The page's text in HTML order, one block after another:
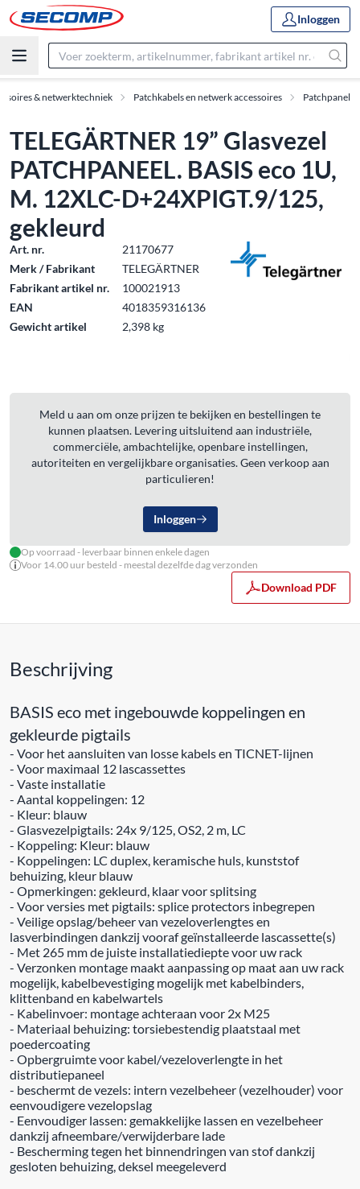
Inloggen
& netwerktechniek Patchkabels en netwerk accessoires Patchpanel
TELEGÄRTNER 19” Glasvezel
PATCHPANEEL. BASIS eco 1U,
M. 12XLC-D+24XPIGT.9/125,
gekleurd
Art. nr.
21170677
Merk / Fabrikant
TELEGÄRTNER
Fabrikant artikel nr.
100021913
EAN
4018359316136
Gewicht artikel
2,398 kg
Meld u aan om onze prijzen te bekijken en bestellingen te
kunnen plaatsen. Levering uitsluitend aan industriële,
commerciële, ambachtelijke, openbare instellingen,
autoriteiten en vergelijkbare organisaties. Geen verkoop aan
particulieren!
Inloggen
Op voorraad - leverbaar binnen enkele dagen
Voor 14.00 uur besteld - meestal dezelfde dag verzonden
Download PDF
Beschrijving
BASIS eco met ingebouwde koppelingen en
gekleurde pigtails
- Voor het aansluiten van losse kabels en TICNET-lijnen
- Voor maximaal 12 lascassettes
- Vaste installatie
- Aantal koppelingen: 12
- Kleur: blauw
- Glasvezelpigtails: 24x 9/125, OS2, 2 m, LC
- Koppeling: Kleur: blauw
- Koppelingen: LC duplex, keramische huls, kunststof
behuizing, kleur blauw
- Opmerkingen: gekleurd, klaar voor splitsing
- Voor versies met pigtails: splice protectors inbegrepen
- Veilige opslag/beheer van vezeloverlengtes en
lasverbindingen dankzij vooraf geïnstalleerde lascassette(s)
- Met 265 mm de juiste installatiediepte voor uw rack
- Verzonken montage maakt aanpassing op maat aan uw rack
mogelijk, kabelbevestiging mogelijk met kabelbinders,
klittenband en kabelwartels
- Kabelinvoer: montage achteraan voor 2x M25
- Materiaal behuizing: torsiebestendig plaatstaal met
poedercoating
- Opbergruimte voor kabel/vezeloverlengte in het
distributiepaneel
- beschermt de vezels: intern vezelbeheer (vezelhouder) voor
eenvoudigere vezelopslag
- Eenvoudiger lassen: gemakkelijke lassen en vezelbeheer
dankzij afneembare/verwijderbare lade
- Bescherming tegen het binnendringen van stof dankzij
gesloten behuizing, deksel meegeleverd